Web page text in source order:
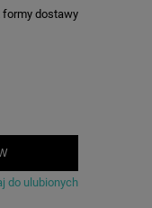
formy dostawy
do ulubionych